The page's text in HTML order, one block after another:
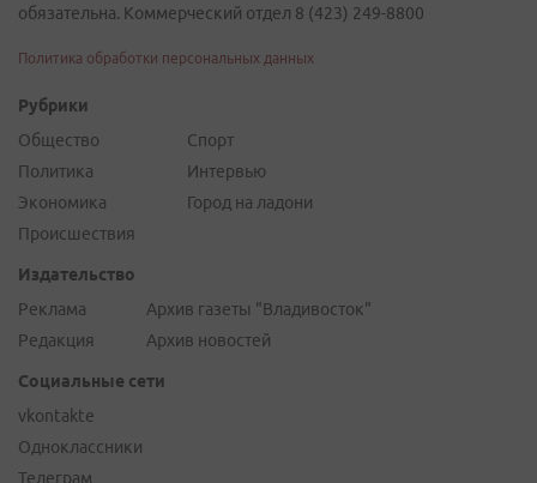
обязательна. Коммерческий отдел 8 (423) 249-8800
Политика обработки персональных данных
Рубрики
Общество
Политика
Экономика
Происшествия
Спорт
Интервью
Город на ладони
Издательство
Реклама
Редакция
Архив газеты "Владивосток"
Архив новостей
Социальные сети
vkontakte
Одноклассники
Телеграм